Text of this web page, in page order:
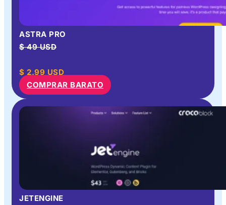
ASTRA PRO
$ 49 USD
$ 2.99 USD
COMPRAR BARATO
JETENGINE